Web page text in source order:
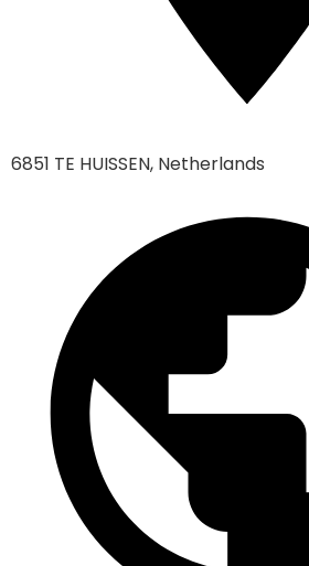
6851 TE HUISSEN, Netherlands